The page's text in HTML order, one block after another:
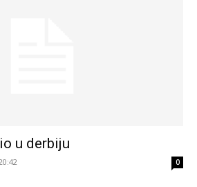
u derbiju
0